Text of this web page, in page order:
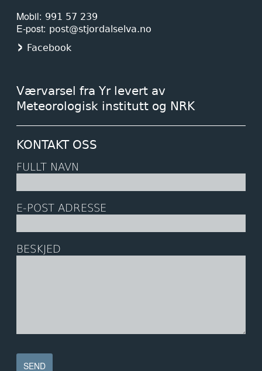
Mobil
991 57 239
E-post post@stjordalselva.no
Facebook
Værvarsel fra Yr levert av
Meteorologisk institutt og NRK
KONTAKT OSS
FULLT NAVN
E-POST ADRESSE
BESKJED